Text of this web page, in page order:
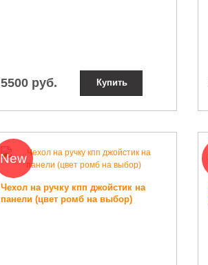
5500 руб. Купить
New
Чехол на ручку кпп джойстик на
панели (цвет ромб на выбор)